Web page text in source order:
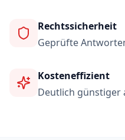
Rechtssicherheit
Geprüfte
Kosteneffizient
Deutlich günstiger